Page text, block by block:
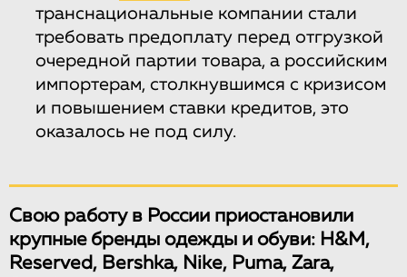
транснациональные компании стали
требовать предоплату перед отгрузкой
очередной партии товара, а российским
импортерам, столкнувшимся с кризисом
и повышением ставки кредитов, это
оказалось не под силу.
Свою работу в России приостановили
крупные бренды одежды и обуви: H&M,
Reserved, Bershka, Nike, Puma, Zara,